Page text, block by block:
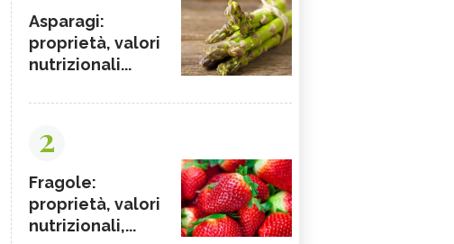
Asparagi:
proprietà, valori
nutrizionali...
2
Fragole:
proprietà, valori
nutrizionali,...